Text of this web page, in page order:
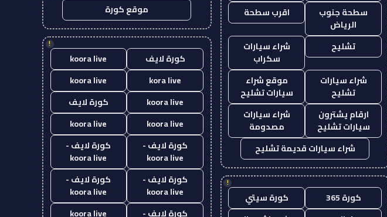
سطحة جنوب
الرياض
اقرب سطحة
تشليح
شراء سيارات
سكراب
شراء سيارات
تشليح
موقع شراء
سيارات تشليح
ارقام يشترون
سيارات تشليح
شراء سيارات
مصدومة
شراء سيارات قديمة تشليح
!
كورة 365
كورة سيتي
موقع كورة
!
كورة لايف
koora live
kora live
koora live
koora live
كورة لايف
koora live
koora live
كورة لايف -
koora live
كورة لايف -
koora live
كورة لايف -
koora live
كورة لايف -
koora live
كورة لايف -
koora live